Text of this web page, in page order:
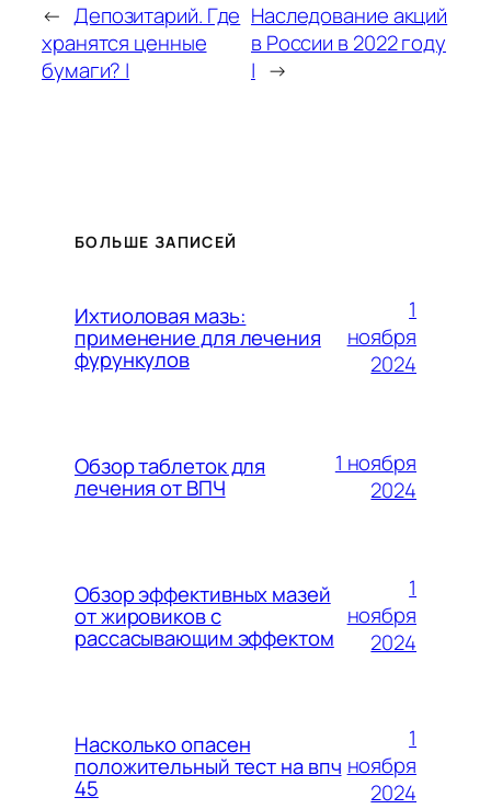
← Депозитарий. Где
хранятся ценные
бумаги? |
Наследование акций
в России в 2022 году
| →
БОЛЬШЕ ЗАПИСЕЙ
Ихтиоловая мазь:
применение для лечения
фурункулов
1
ноября
2024
Обзор таблеток для
лечения от ВПЧ
1 ноября
2024
Обзор эффективных мазей
от жировиков с
рассасывающим эффектом
1
ноября
2024
Насколько опасен
положительный тест на впч
45
1
ноября
2024